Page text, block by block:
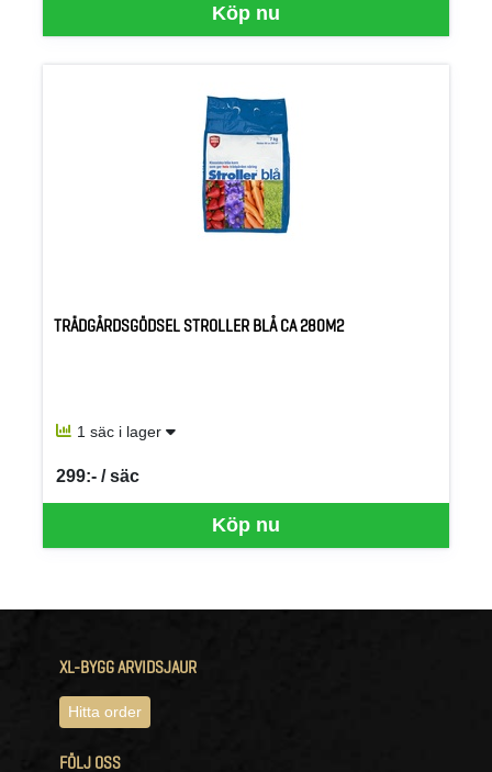
Köp nu
TRÄDGÅRDSGÖDSEL STROLLER BLÅ CA 280M2
1 säc i lager
Köp nu
299:- / säc
SEK per SÄC
XL-BYGG ARVIDSJAUR
Hitta order
FÖLJ OSS